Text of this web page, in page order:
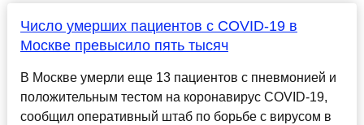
Число умерших пациентов с COVID-19 в
Москве превысило пять тысяч
В Москве умерли еще 13 пациентов с пневмонией и
положительным тестом на коронавирус COVID-19,
сообщил оперативный штаб по борьбе с вирусом в